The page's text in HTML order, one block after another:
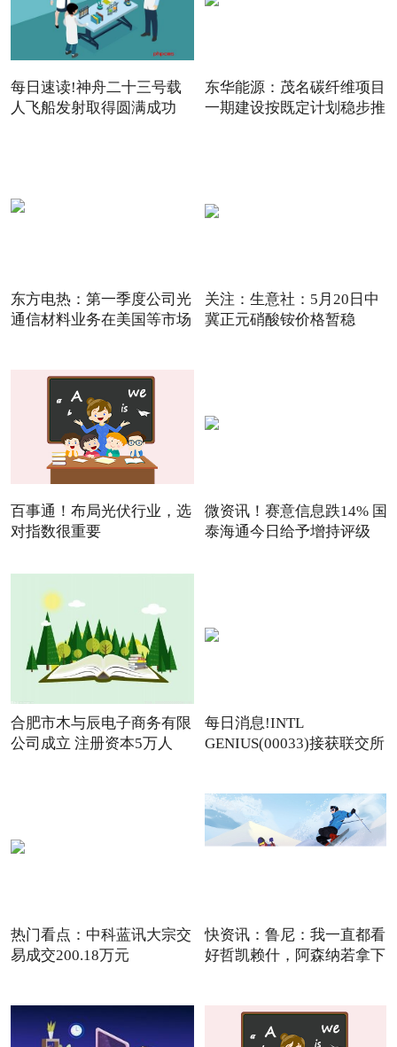
每日速读!神舟二十三号载
人飞船发射取得圆满成功
东华能源：茂名碳纤维项目
一期建设按既定计划稳步推
东方电热：第一季度公司光
通信材料业务在美国等市场
关注：生意社：5月20日中
冀正元硝酸铵价格暂稳
百事通！布局光伏行业，选
对指数很重要
微资讯！赛意信息跌14% 国
泰海通今日给予增持评级
合肥市木与辰电子商务有限
公司成立 注册资本5万人
每日消息!INTL
GENIUS(00033)接获联交所
热门看点：中科蓝讯大宗交
易成交200.18万元
快资讯：鲁尼：我一直都看
好哲凯赖什，阿森纳若拿下